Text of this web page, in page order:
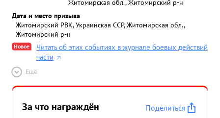
Житомирская обл., Житомирский р-н
Дата и место призыва
Житомирский РВК, Украинская ССР, Житомирская обл.,
Житомирский р-н
Новое
Читать об этих событиях в журнале боевых действий
части
Ещё
За что награждён
Поделиться